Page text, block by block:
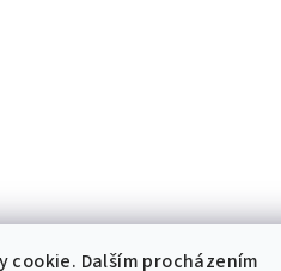
cookie. Dalším procházením